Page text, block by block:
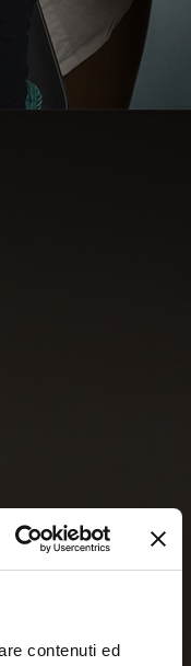
contenuti ed